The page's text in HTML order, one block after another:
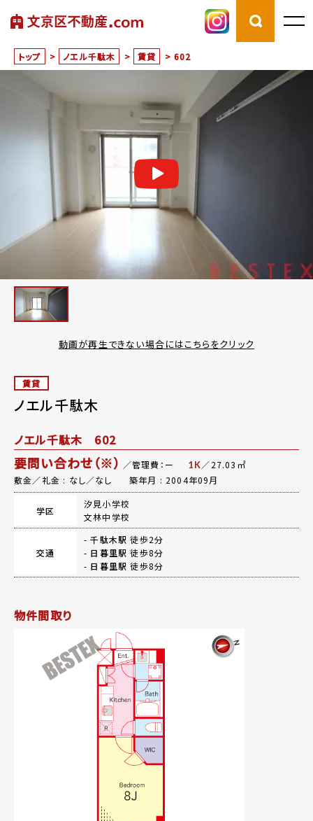
トップ > ノエル千駄木 > 賃貸 > 602
動画が再生できない場合にはこちらをクリック
賃貸
ノエル千駄木
ノエル千駄木 602
要問い合わせ（※） ／管理費：ー 1K／27.03㎡
敷金／礼金 : なし／なし
築年月 : 2004年09月
学区
汐見小学校
文林中学校
交通
-千駄木駅 徒歩2分
- 日暮里駅 徒歩8分
- 日暮里駅 徒歩8分
物件間取り